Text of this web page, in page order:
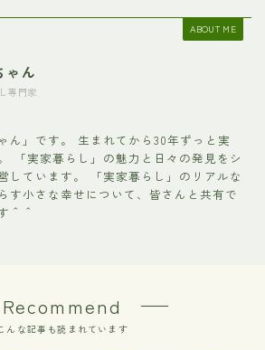
ABOUT ME
ゃん
専門家
ん」です。 生まれてから30年ずっと実
「実家暮らし」の魅力と日々の発見をシ
しています。 「実家暮らし」のリアルな
す小さな幸せについて、皆さんと共有で
＾＾
Recommend
んな記事も読まれています